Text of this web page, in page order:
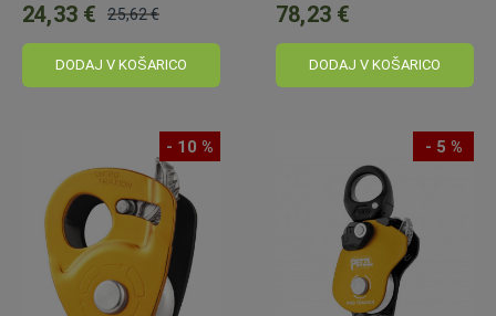
24,33 €
cena:
25,62 €
DODAJ V KOŠARICO
78,23 €
DODAJ V KOŠARICO
- 10 % - 5 %